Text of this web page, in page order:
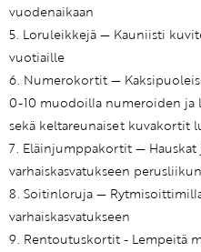
vuodenaikaan
5. Loruleikkejä — Kauniisti
vuotiaille
6. Numerokortit —
0-10 muodoilla numeroiden ja
sekä keltareunaiset kuvakortit
7. Eläinjumppakortit —
varhaiskasvatukseen
8. Soitinloruja —
varhaiskasvatukseen
9. Rentoutuskortit - Lempeitä